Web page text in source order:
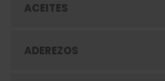
ACEITES
ADEREZOS